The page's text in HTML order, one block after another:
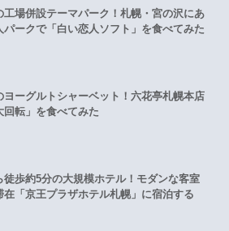
工場併設テーマパーク！札幌・宮の沢にあ
パークで「白い恋人ソフト」を食べてみた
ヨーグルトシャーベット！六花亭札幌本店
回転」を食べてみた
徒歩約5分の大規模ホテル！モダンな客室
在「京王プラザホテル札幌」に宿泊する